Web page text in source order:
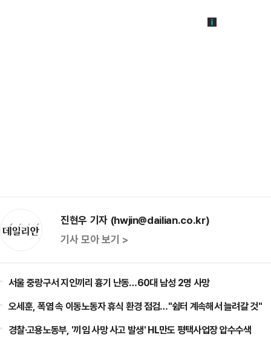
진현우 기자 (hwjin@dailian.co.kr)
기사 모아 보기 >
서울 중랑구서 지인끼리 흉기 난동…60대 남성 2명 사망
오세훈, 폭염 속 이동노동자 휴식 환경 점검…"쉼터 계속해서 늘려갈 것"
경찰·고용노동부, '끼임 사망 사고 발생' HL만도 평택사업장 압수수색